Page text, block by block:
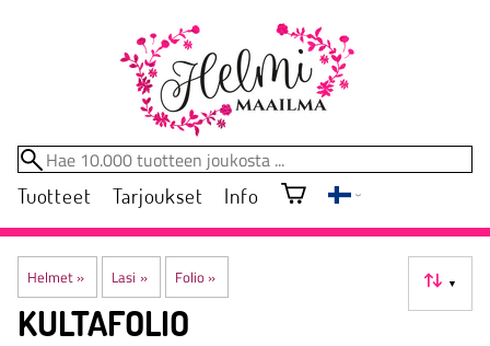
Tuotteet Tarjoukset Info
Helmet‪» Lasi ‪» Folio‪» ▼
KULTAFOLIO